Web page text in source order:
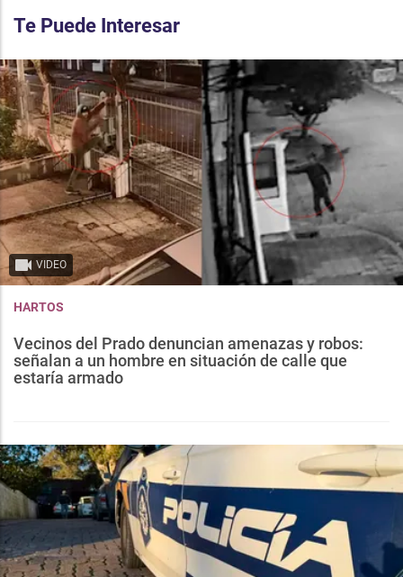
Te Puede Interesar
VIDEO
HARTOS
Vecinos del Prado denuncian amenazas y robos:
señalan a un hombre en situación de calle que
estaría armado